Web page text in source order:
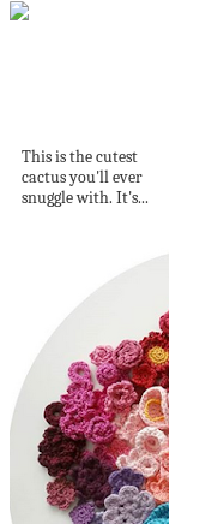
This is the cutest
cactus you'll ever
snuggle with. It's...